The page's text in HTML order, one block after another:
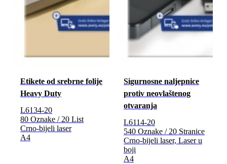
Etikete od srebrne folije
Heavy Duty
L6134-20
80 Oznake / 20 List
Crno-bijeli laser
A4
Sigurnosne naljepnice
protiv neovlaštenog
otvaranja
L6114-20
540 Oznake / 20 Stranice
Crno-bijeli laser, Laser u
boji
A4